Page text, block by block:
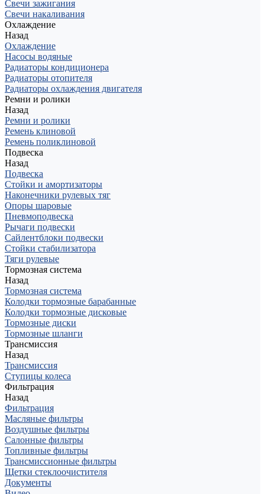
Свечи зажигания
Свечи накаливания
Охлаждение
Назад
Охлаждение
Насосы водяные
Радиаторы кондиционера
Радиаторы отопителя
Радиаторы охлаждения двигателя
Ремни и ролики
Назад
Ремни и ролики
Ремень клиновой
Ремень поликлиновой
Подвеска
Назад
Подвеска
Стойки и амортизаторы
Наконечники рулевых тяг
Опоры шаровые
Пневмоподвеска
Рычаги подвески
Сайлентблоки подвески
Стойки стабилизатора
Тяги рулевые
Тормозная система
Назад
Тормозная система
Колодки тормозные барабанные
Колодки тормозные дисковые
Тормозные диски
Тормозные шланги
Трансмиссия
Назад
Трансмиссия
Ступицы колеса
Фильтрация
Назад
Фильтрация
Масляные фильтры
Воздушные фильтры
Салонные фильтры
Топливные фильтры
Трансмиссионные фильтры
Щетки стеклоочистителя
Документы